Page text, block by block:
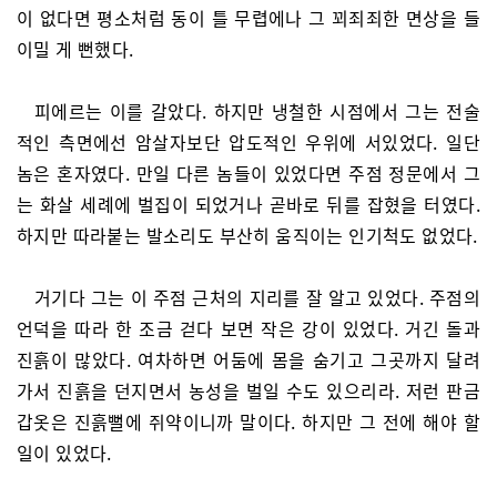
이 없다면 평소처럼 동이 틀 무렵에나 그 꾀죄죄한 면상을 들
이밀 게 뻔했다.
피에르는 이를 갈았다. 하지만 냉철한 시점에서 그는 전술
적인 측면에선 암살자보단 압도적인 우위에 서있었다. 일단
놈은 혼자였다. 만일 다른 놈들이 있었다면 주점 정문에서 그
는 화살 세례에 벌집이 되었거나 곧바로 뒤를 잡혔을 터였다.
하지만 따라붙는 발소리도 부산히 움직이는 인기척도 없었다.
거기다 그는 이 주점 근처의 지리를 잘 알고 있었다. 주점의
언덕을 따라 한 조금 걷다 보면 작은 강이 있었다. 거긴 돌과
진흙이 많았다. 여차하면 어둠에 몸을 숨기고 그곳까지 달려
가서 진흙을 던지면서 농성을 벌일 수도 있으리라. 저런 판금
갑옷은 진흙뻘에 쥐약이니까 말이다. 하지만 그 전에 해야 할
일이 있었다.